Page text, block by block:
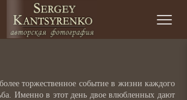
торжественное событие в жизни каждого
Именно в этот день двое влюбленных дают